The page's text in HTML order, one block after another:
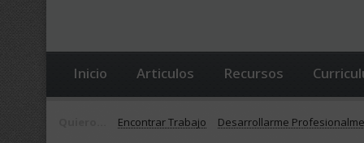
Inicio Articulos Recursos
Encontrar Trabajo Desarrollarme